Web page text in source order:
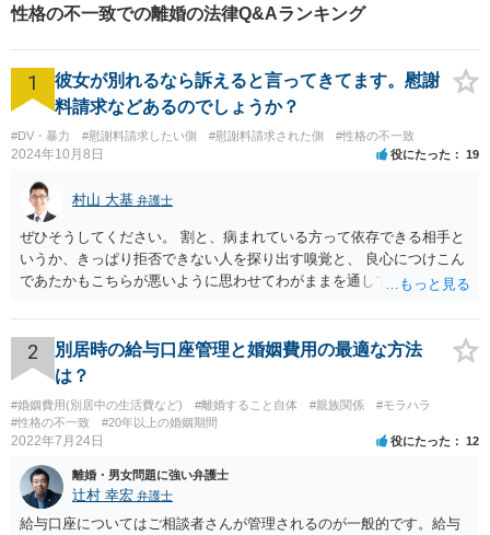
費用を決めることになります。 また、婚姻費用については、当事者間
は、強制執行を進め、給与や預貯金などを差し押さえることになると
思います。 婚姻費用は、算定表を基準に算定されますが、具体的な事
ることなど算定表で想定されていない費用については増額が考慮され
ついて審理するわけではないです。 ３ 費用 弁護士費用については、
各弁護士により異なりますので、ご依頼される弁護士に確認をしてく
ださい。
性格の不一致での離婚の法律Q&Aランキング
1
彼女が別れるなら訴えると言ってきてます。慰謝
料請求などあるのでしょうか？
#DV・暴力 #慰謝料請求したい側 #慰謝料請求された側 #性格の不一致
2024年10月8日 役にたった 19
村山 大基 弁護士
ぜひそうしてください。 割と、病まれている方って依存できる相手と
いうか、きっぱり拒否できない人を探り出す嗅覚と、 良心につけこん
であたかもこちらが悪いように思わせてわがままを通してくる力がす
いのがおすすめです。 二人だけの密室で好き勝手していても、割と弁
護士とか警察が関与すると しゅんとする人が多いです。
2
別居時の給与口座管理と婚姻費用の最適な方法
は？
#婚姻費用(別居中の生活費など) #離婚すること自体 #親族関係
#モラハラ
#性格の不一致
#20年以上の婚姻期間
2022年7月24日 役にたった 12
離婚・男女問題に強い弁護士
辻村 幸宏 弁護士
給与口座についてはご相談者さんが管理されるのが一般的です。給与